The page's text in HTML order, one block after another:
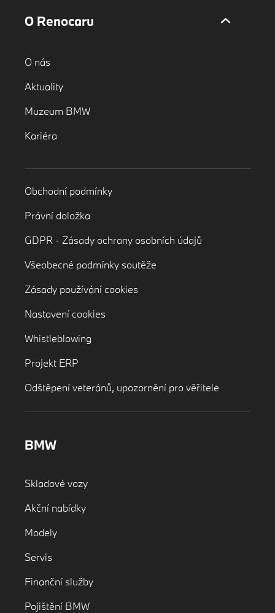
O Renocaru
O nás
Aktuality
Muzeum BMW
Kariéra
Obchodní podmínky
Právní doložka
GDPR - Zásady ochrany osobních údajů
Všeobecné podmínky soutěže
Zásady používání cookies
Nastavení cookies
Whistleblowing
Projekt ERP
Odštěpení veteránů, upozornění pro věřitele
BMW
Skladové vozy
Akční nabídky
Modely
Servis
Finanční služby
Pojištění BMW